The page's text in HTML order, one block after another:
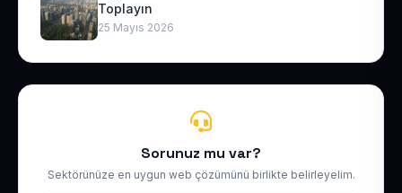
Toplayın
25 Mayıs 2026
Sorunuz mu var?
Sektörünüze en uygun web çözümünü birlikte belirleyelim.